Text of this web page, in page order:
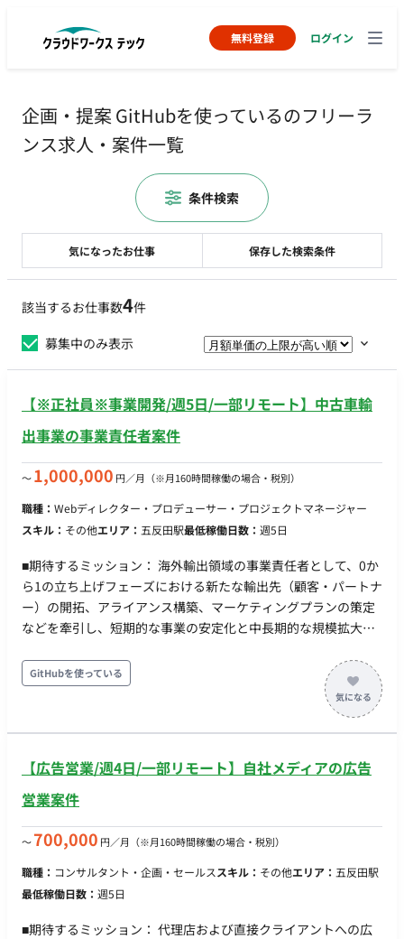
無料登録 ログイン
企画・提案 GitHubを使っているのフリーラ
ンス求人・案件一覧
該当するお仕事数4件
募集中のみ表示
【※正社員※事業開発/週5日/一部リモート】中古車輸
出事業の事業責任者案件
〜1,000,000 円／月 （※月160時間稼働の場合・税別）
職種： Webディレクター・プロデューサー・プロジェクトマネージャー
スキル： その他エリア： 五反田駅最低稼働日数： 週5日
■期待するミッション： 海外輸出領域の事業責任者として、0か
ら1の立ち上げフェーズにおける新たな輸出先（顧客・パートナ
ー）の開拓、アライアンス構築、マーケティングプランの策定
などを牽引し、短期的な事業の安定化と中長期的な規模拡大
程： ・新たな輸出先（顧客・パートナー）の開拓およびアライ
アンス構築 ・各国の事情に即した車両調達スキームの確立 ・自
社広告サイトのグロースチームと協業したマーケティングプラ
ンの策定 ・KPI管理、PL管理および経営陣への定量・ロジカル
含む）のハンズオン対応
GitHubを使っている
【広告営業/週4日/一部リモート】自社メディアの広告
営業案件
〜700,000 円／月 （※月160時間稼働の場合・税別）
職種： コンサルタント・企画・セールススキル： その他エリア： 五反田駅
最低稼働日数： 週5日
■期待するミッション： 代理店および直接クライアントへの広
気になったお仕事 保存した検索条件
条件検索